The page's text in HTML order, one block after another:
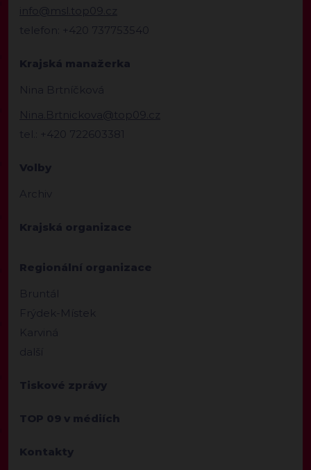
info@msl.top09.cz
telefon: +420 737753540
Krajská manažerka
Nina Brtníčková
Nina.Brtnickova@top09.cz
tel.: +420 722603381
Volby
Archiv
Krajská organizace
Regionální organizace
Bruntál
Frýdek-Místek
Karviná
další
Tiskové zprávy
TOP 09 v médiích
Kontakty